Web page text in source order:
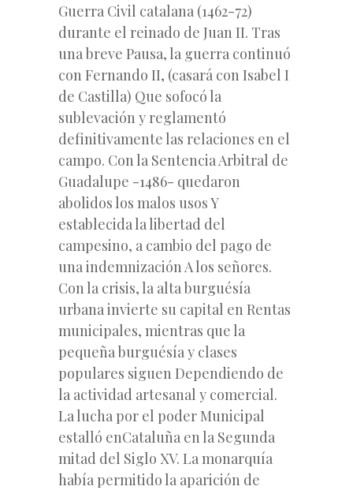
Guerra Civil catalana (1462-72)
durante el reinado de Juan II. Tras
una breve Pausa, la guerra continuó
con Fernando II, (casará con Isabel I
de Castilla) Que sofocó la
sublevación y reglamentó
definitivamente las relaciones en el
campo. Con la Sentencia Arbitral de
Guadalupe -1486- quedaron
abolidos los malos usos Y
establecida la libertad del
campesino, a cambio del pago de
una indemnización A los señores.
Con la crisis, la alta burguésía
urbana invierte su capital en Rentas
municipales, mientras que la
pequeña burguésía y clases
populares siguen Dependiendo de
la actividad artesanal y comercial.
La lucha por el poder Municipal
estalló enCataluña en la Segunda
mitad del Siglo XV. La monarquía
había permitido la aparición de